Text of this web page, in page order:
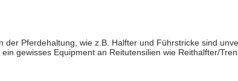
der Pferdehaltung, wie z.B. Halfter und Führstricke sind
gewisses Equipment an Reitutensilien wie Reithalfter/